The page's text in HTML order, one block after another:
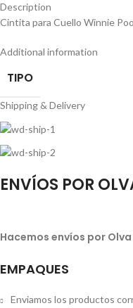
Description
Cintita para Cuello Winnie
Additional information
TIPO
Shipping & Delivery
ENVÍOS POR
Hacemos envíos por
EMPAQUES
Enviamos los productos